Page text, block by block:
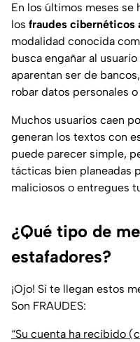
En los últimos meses se
los fraudes cibernéticos
modalidad conocida
busca engañar al
aparentan ser de
robar datos personales
Muchos usuarios caen
generan los textos con
puede parecer simple,
tácticas bien planeadas
maliciosos o entregues
¿Qué tipo de
estafadores?
¡Ojo! Si te llegan estos
Son FRAUDES:
“Su cuenta ha recibido